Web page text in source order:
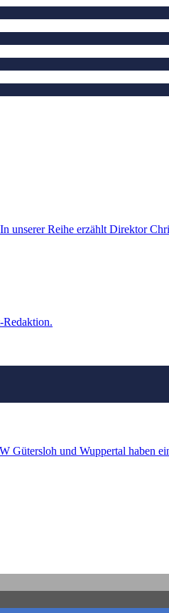
Reihe erzählt Direktor
und Wuppertal haben